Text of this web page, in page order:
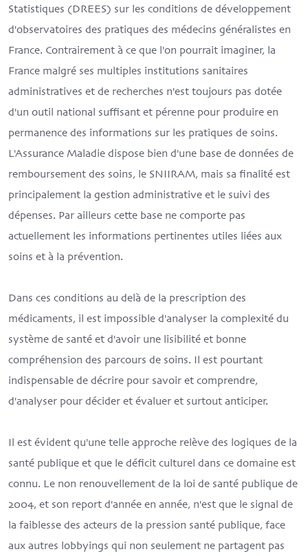
Statistiques (DREES) sur les conditions de développement
d'observatoires des pratiques des médecins généralistes en
France. Contrairement à ce que l'on pourrait imaginer, la
France malgré ses multiples institutions sanitaires
administratives et de recherches n'est toujours pas dotée
d'un outil national suffisant et pérenne pour produire en
permanence des informations sur les pratiques de soins.
L'Assurance Maladie dispose bien d'une base de données de
remboursement des soins, le SNIIRAM, mais sa finalité est
principalement la gestion administrative et le suivi des
dépenses. Par ailleurs cette base ne comporte pas
actuellement les informations pertinentes utiles liées aux
soins et à la prévention.
Dans ces conditions au delà de la prescription des
médicaments, il est impossible d'analyser la complexité du
système de santé et d'avoir une lisibilité et bonne
compréhension des parcours de soins. Il est pourtant
indispensable de décrire pour savoir et comprendre,
d'analyser pour décider et évaluer et surtout anticiper.
Il est évident qu'une telle approche relève des logiques de la
santé publique et que le déficit culturel dans ce domaine est
connu. Le non renouvellement de la loi de santé publique de
2004, et son report d'année en année, n'est que le signal de
la faiblesse des acteurs de la pression santé publique, face
aux autres lobbyings qui non seulement ne partagent pas